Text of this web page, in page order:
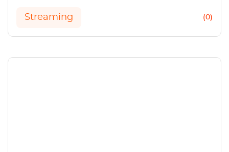
Streaming (0)